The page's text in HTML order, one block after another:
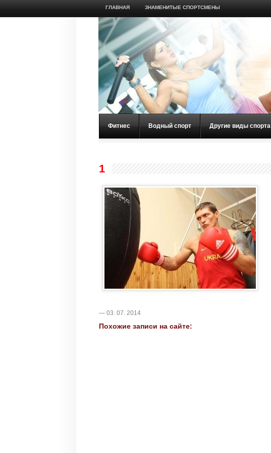
ГЛАВНАЯ ЗНАМЕНИТЫЕ СПОРТСМЕНЫ
Фитнес Водный спорт Другие виды спорта
1
— 03. 07. 2014
Похожие записи на сайте: